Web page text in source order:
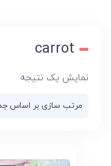
carrot
نمایش یک نتیجه